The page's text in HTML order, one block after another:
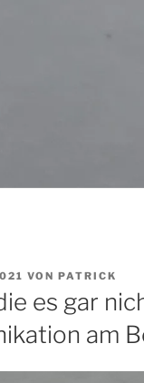
VON PATRICK
es gar
am